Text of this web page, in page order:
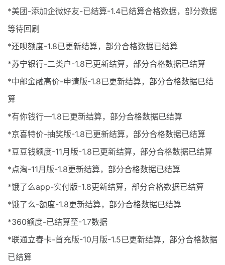
*美团-添加企微好友-已结算-1.4已结算合格数据，部分数据
等待回刷
*还呗额度-1.8已更新结算，部分合格数据已结算
*苏宁银行-二类户-1.8已更新结算，部分合格数据已结算
*中邮金融高价-申请版-1.8已更新结算，部分合格数据已结
算
*有你钱行—1.8已更新结算，部分合格数据已结算
*京喜特价-抽奖版-1.8已更新结算，部分合格数据已结算
*豆豆钱额度-11月版-1.8已更新结算，部分合格数据已结算
*点淘-11月版-1.8更新结算，部分合格数据已结算
*饿了么app-实付版-1.8更新结算，部分合格数据已结算
*饿了么-额度-1.8更新结算，部分合格数据已结算
*360额度-已结算至-1.7数据
*联通立春卡-首充版-10月版-1.5已更新结算，部分合格数据
已结算